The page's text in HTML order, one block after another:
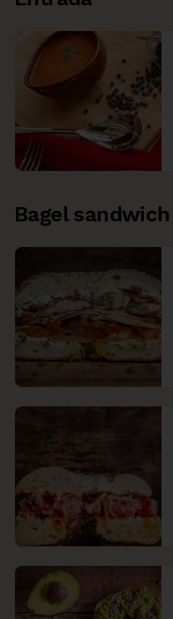
Bagel sandwich